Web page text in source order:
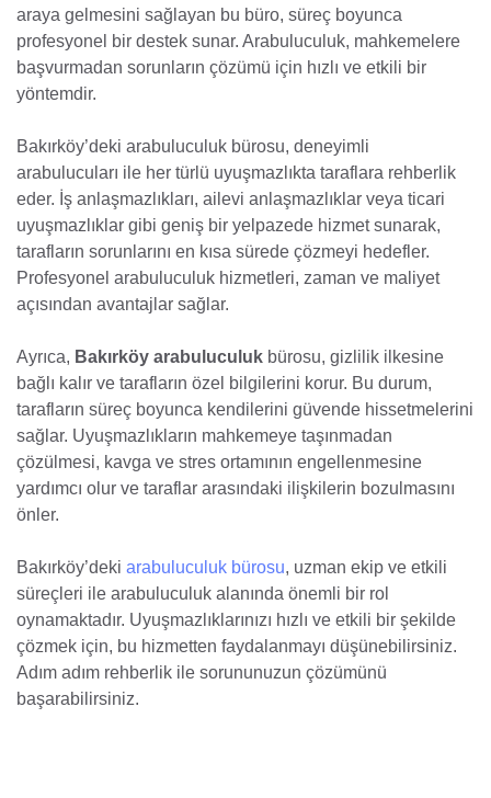
araya gelmesini sağlayan bu büro, süreç boyunca
profesyonel bir destek sunar. Arabuluculuk, mahkemelere
başvurmadan sorunların çözümü için hızlı ve etkili bir
yöntemdir.
Bakırköy’deki arabuluculuk bürosu, deneyimli
arabulucuları ile her türlü uyuşmazlıkta taraflara rehberlik
eder. İş anlaşmazlıkları, ailevi anlaşmazlıklar veya ticari
uyuşmazlıklar gibi geniş bir yelpazede hizmet sunarak,
tarafların sorunlarını en kısa sürede çözmeyi hedefler.
Profesyonel arabuluculuk hizmetleri, zaman ve maliyet
açısından avantajlar sağlar.
Ayrıca, Bakırköy arabuluculuk bürosu, gizlilik ilkesine
bağlı kalır ve tarafların özel bilgilerini korur. Bu durum,
tarafların süreç boyunca kendilerini güvende hissetmelerini
sağlar. Uyuşmazlıkların mahkemeye taşınmadan
çözülmesi, kavga ve stres ortamının engellenmesine
yardımcı olur ve taraflar arasındaki ilişkilerin bozulmasını
önler.
Bakırköy’deki arabuluculuk bürosu, uzman ekip ve etkili
süreçleri ile arabuluculuk alanında önemli bir rol
oynamaktadır. Uyuşmazlıklarınızı hızlı ve etkili bir şekilde
çözmek için, bu hizmetten faydalanmayı düşünebilirsiniz.
Adım adım rehberlik ile sorununuzun çözümünü
başarabilirsiniz.